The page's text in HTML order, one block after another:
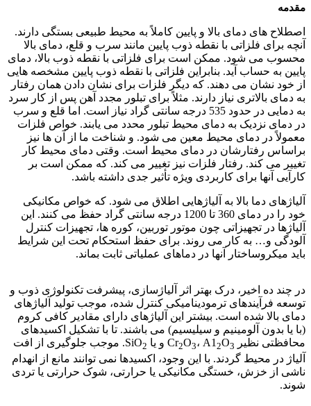
مقدمه
اصطلاح های دمای بالا و پایین کاملاً به محیط طبیعی بستگی دارند.
آنچه برای فلزاتی با نقطه ذوب پایین مانند سرب و قلع، دمای بالا
محسوب می شود. ممکن است برای فلزاتی با نقطه ذوب بالا، دمای
پایین به حساب آید. بنابراین فلزاتی با نقطه ذوب پایین مشخصه هایی
از خود نشان می دهند. که دیگر فلزات برای نشان دادن همان رفتار
به دمای بالاتری نیاز دارند. مثلاً برای تبلور مجدد آهن پس از کار سرد
به دمایی در حدود 535 درجه سانتی گراد نیاز است. اما قلع و سرب
در دمای نزدیک به دمای محیط تبلور محدد می یابند. خواص فلزات
معمولاً در دمای محیط معین می شود. و شناخت ما از آن ها نیز
براساس رفتارشان در دمای محیط است. وقتی دمای محیط کار
تغییر می کند. رفتار فلزات نیز تغییر می کند. که ممکن است بر
کارآیی آنها برای کاربردی ویژه تأثیر جدی داشته باشد.
آلیاژهای دما بالا به آلیاژهایی اطلاق می شود. که خواص مکانیکی
خود را در دمای 360 تا 1200 درجه سانتی گراد حفظ می کنند. این
آلیاژها در تجهیزاتی چون موتور توربین، کوره ها، تجهیزات کنترل
آلودگی و… به کار می روند. برای حفظ استحکام تحت این شرایط
باید میکروساختار آنها در دماهای عملیاتی ثابت بماند.
در چند ده اخیر، درک بهتر اثر آلیاژسازی، پیشرفت تکنولوژی ذوب و
توسعه فرآیندهای ترمودینامیکی کنترل شده، موجب تولید آلیاژهای
دمای بالا شده است. بیشتر این آلیاژهای دارای مقادیر کافی کروم
(با یا بدون آلومینیم و سیلیسیم) می باشند. تا با تشکیل اکسیدهای
محافظتی نظیر Cr
2O3، A1 2O3 و یا SiO 2
. موجب جلوگیری از افت
آلیاژ در محیط گردند. با این وجود، اکسیدها نمی توانند مانع از انهدام
ناشی از خزش، خستگی مکانیکی یا حرارتی، شوک حرارتی یا تردی
شوند.